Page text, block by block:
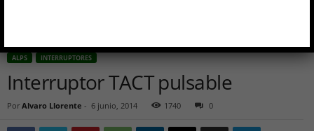
ALPS INTERRUPTORES
Interruptor TACT pulsable
Por Alvaro Llorente - 6 junio, 2014 1740 0